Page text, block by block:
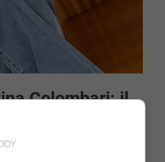
Colombari: il